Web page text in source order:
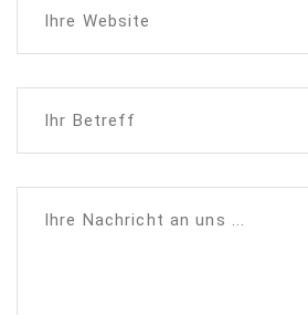
Ihre Website
Ihr Betreff
Ihre Nachricht an uns ...